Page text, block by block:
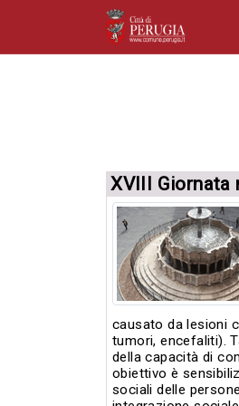
XVIII
causato da lesioni
tumori, encefaliti).
della capacità di
obiettivo è
sociali delle